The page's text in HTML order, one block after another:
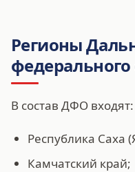
Регионы
федерального
В состав ДФО входят:
Республика Саха
Камчатский край;